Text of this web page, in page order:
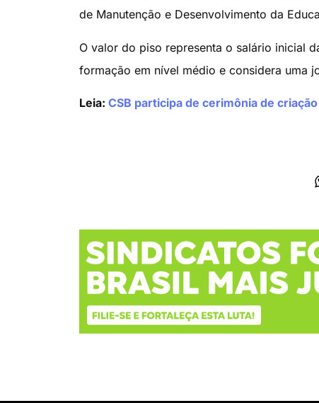
de Manutenção e Desenvolvimento da
O valor do piso representa o salário inicial
formação em nível médio e considera uma
Leia: CSB participa de cerimônia de